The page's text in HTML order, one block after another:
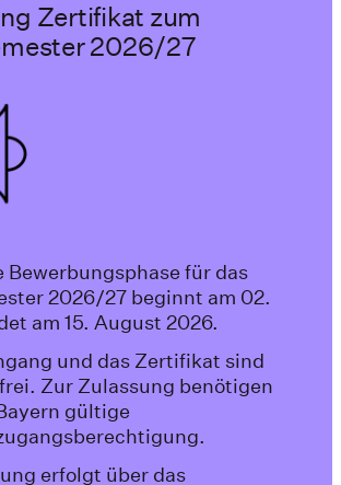
Zertifikat zum
2026/27
Bewerbungsphase für das
2026/27 beginnt am 02.
am 15. August 2026.
und das Zertifikat sind
Zur Zulassung benötigen
gültige
erfolgt über das